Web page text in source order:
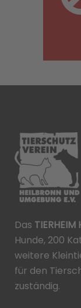
Das TIERHEIM
Hunde, 200
weitere
für den
zuständig.